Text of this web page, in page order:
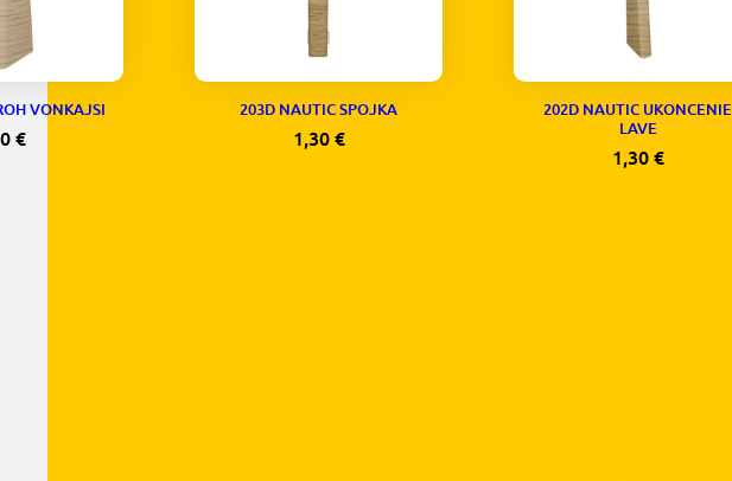
VONKAJSI
€
203D NAUTIC SPOJKA
1,30 €
202D NAUTIC UKONCENIE
LAVE
1,30 €